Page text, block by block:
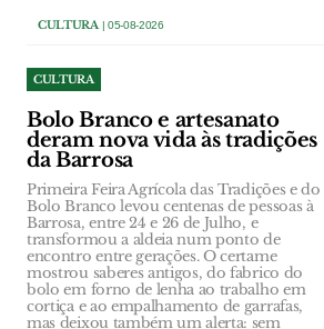
CULTURA| 05-08-2026
CULTURA
Bolo Branco e artesanato
deram nova vida às tradições
da Barrosa
Primeira Feira Agrícola das Tradições e do
Bolo Branco levou centenas de pessoas à
Barrosa, entre 24 e 26 de Julho, e
transformou a aldeia num ponto de
encontro entre gerações. O certame
mostrou saberes antigos, do fabrico do
bolo em forno de lenha ao trabalho em
cortiça e ao empalhamento de garrafas,
mas deixou também um alerta: sem